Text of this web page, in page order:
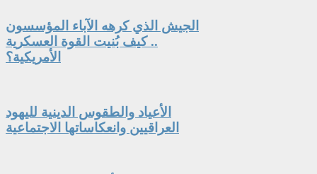
الجيش الذي كرهه الآباء المؤسسون
.. كيف بُنيت القوة العسكرية
الأمريكية؟
الأعياد والطقوس الدينية لليهود
العراقيين وانعكاساتها الاجتماعية